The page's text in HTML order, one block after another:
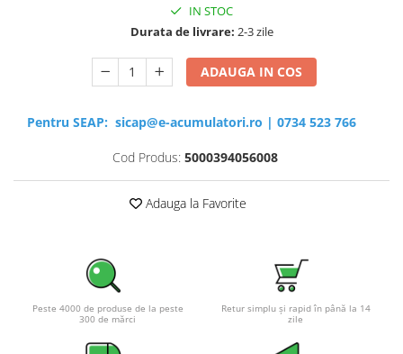
IN STOC
Durata de livrare: 2-3 zile
ADAUGA IN COS
Pentru SEAP: sicap@e-acumulatori.ro | 0734 523 766
Cod Produs: 5000394056008
Adauga la Favorite
Peste 4000 de produse de la peste
300 de mărci
Retur simplu și rapid în până la 14
zile